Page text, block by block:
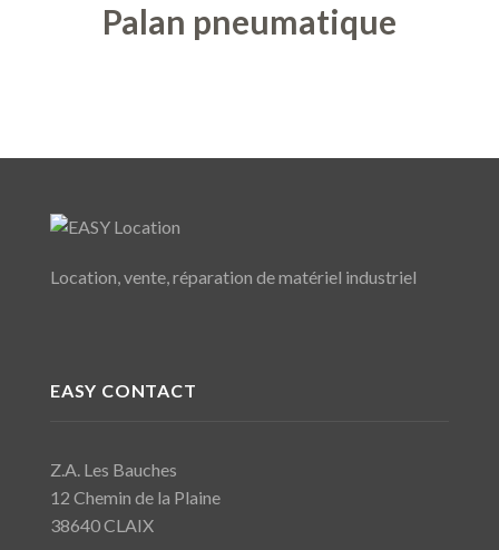
Palan pneumatique
Location, vente, réparation de matériel industriel
EASY CONTACT
Z.A. Les Bauches
12 Chemin de la Plaine
38640 CLAIX